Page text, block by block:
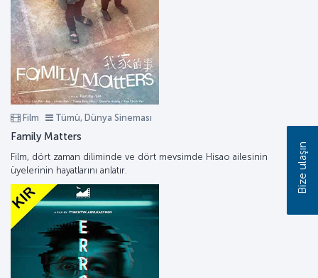
Film Tümü, Dünya Sineması
Family Matters
Film, dört zaman diliminde ve dört mevsimde Hisao ailesinin
üyelerinin hayatlarını anlatır.
Bize ulaşın